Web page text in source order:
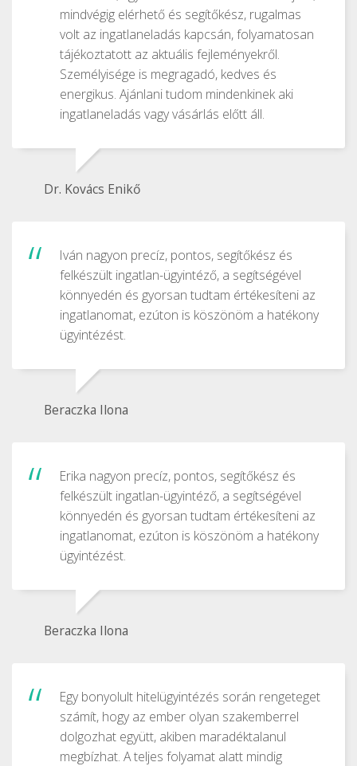
mindvégig elérhető és segítőkész, rugalmas
volt az ingatlaneladás kapcsán, folyamatosan
tájékoztatott az aktuális fejleményekről.
Személyisége is megragadó, kedves és
energikus. Ajánlani tudom mindenkinek aki
ingatlaneladás vagy vásárlás előtt áll.
Dr. Kovács Enikő
Iván nagyon precíz, pontos, segítőkész és
felkészült ingatlan-ügyintéző, a segítségével
könnyedén és gyorsan tudtam értékesíteni az
ingatlanomat, ezúton is köszönöm a hatékony
ügyintézést.
Beraczka Ilona
Erika nagyon precíz, pontos, segítőkész és
felkészült ingatlan-ügyintéző, a segítségével
könnyedén és gyorsan tudtam értékesíteni az
ingatlanomat, ezúton is köszönöm a hatékony
ügyintézést.
Beraczka Ilona
Egy bonyolult hitelügyintézés során rengeteget
számít, hogy az ember olyan szakemberrel
dolgozhat együtt, akiben maradéktalanul
megbízhat. A teljes folyamat alatt mindig